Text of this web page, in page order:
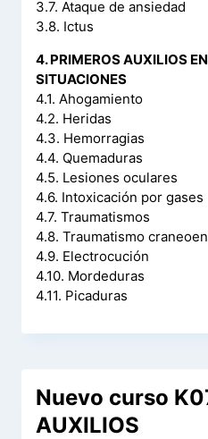
3.7. Ataque de ansiedad
3.8. Ictus
4. PRIMEROS AUXILIOS
SITUACIONES
4.1. Ahogamiento
4.2. Heridas
4.3. Hemorragias
4.4. Quemaduras
4.5. Lesiones oculares
4.6. Intoxicación por gases
4.7. Traumatismos
4.8. Traumatismo
4.9. Electrocución
4.10. Mordeduras
4.11. Picaduras
Nuevo curso
AUXILIOS